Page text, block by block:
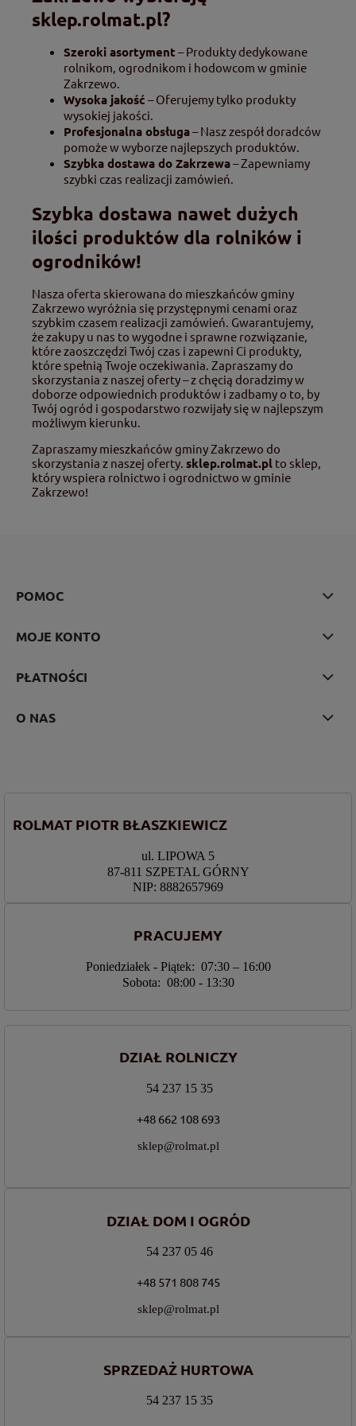
sklep.rolmat.pl?
Szeroki asortyment – Produkty dedykowane
rolnikom, ogrodnikom i hodowcom w gminie
Zakrzewo.
Wysoka jakość – Oferujemy tylko produkty
wysokiej jakości.
Profesjonalna obsługa– Nasz zespół doradców
pomoże w wyborze najlepszych produktów.
Szybka dostawa do Zakrzewa– Zapewniamy
szybki czas realizacji zamówień.
Szybka dostawa nawet dużych
ilości produktów dla rolników i
ogrodników!
Nasza oferta skierowana do mieszkańców gminy
Zakrzewo wyróżnia się przystępnymi cenami oraz
szybkim czasem realizacji zamówień. Gwarantujemy,
że zakupy u nas to wygodne i sprawne rozwiązanie,
które zaoszczędzi Twój czas i zapewni Ci produkty,
które spełnią Twoje oczekiwania. Zapraszamy do
skorzystania z naszej oferty – z chęcią doradzimy w
doborze odpowiednich produktów i zadbamy o to, by
Twój ogród i gospodarstwo rozwijały się w najlepszym
możliwym kierunku.
Zapraszamy mieszkańców gminy Zakrzewo do
skorzystania z naszej oferty. sklep.rolmat.pl to sklep,
który wspiera rolnictwo i ogrodnictwo w gminie
Zakrzewo!
POMOC
MOJE KONTO
PŁATNOŚCI
O NAS
ROLMAT PIOTR BŁASZKIEWICZ
ul. LIPOWA 5
87-811 SZPETAL GÓRNY
NIP: 8882657969
PRACUJEMY
Poniedziałek - Piątek: 07:30 – 16:00
Sobota: 08:00 - 13:30
DZIAŁ ROLNICZY
54 237 15 35
+48 662 108 693
sklep@rolmat.pl
DZIAŁ DOM I OGRÓD
54 237 05 46
+48 571 808 745
sklep@rolmat.pl
SPRZEDAŻ HURTOWA
54 237 15 35